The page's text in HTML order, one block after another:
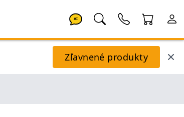
AI
Zľavnené produkty